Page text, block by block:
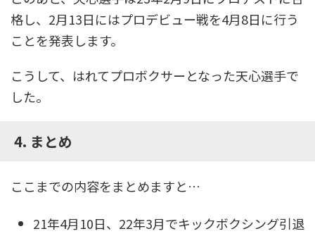
格し、2月13日にはプロデビュー戦を4月8日に行う
ことを発表します。
こうして、はれてプロボクサーとなった天心選手で
した。
4. まとめ
ここまでの内容をまとめますと…
21年4月10日、22年3月でキックボクシング引退